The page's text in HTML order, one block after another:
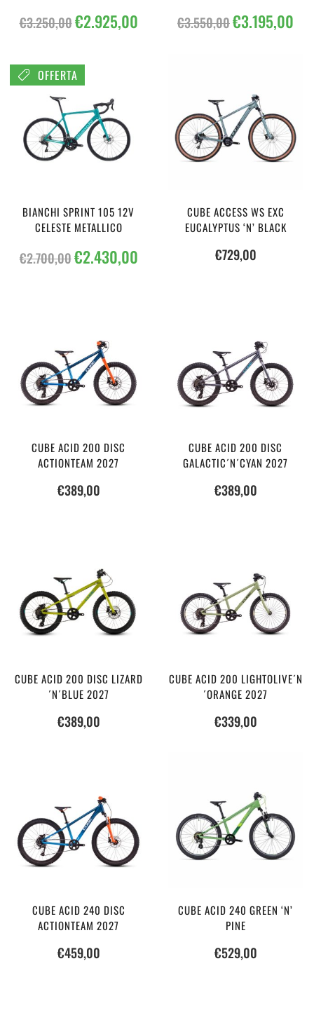
€3.250,00Il
prezzo
era:
€3.250,00.
€2.925,00Il
€3.550,00Il
prezzo
€3.195,00
OFFERTA
BIANCHI SPRINT 105 12V
CELESTE METALLICO
€2.700,00Il
prezzo
€2.430,00Il
CUBE ACCESS WS EXC
EUCALYPTUS ‘N’ BLACK
€729,00
CUBE ACID 200 DISC
ACTIONTEAM 2027
€389,00
CUBE ACID 200 DISC
GALACTIC´N´CYAN 2027
€389,00
CUBE ACID 200 DISC LIZARD
´N´BLUE 2027
€389,00
CUBE ACID 200 LIGHTOLIVE´N
´ORANGE 2027
€339,00
CUBE ACID 240 DISC
ACTIONTEAM 2027
€459,00
CUBE ACID 240 GREEN ‘N’
PINE
€529,00